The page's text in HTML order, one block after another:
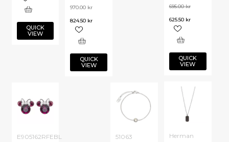
QUICK
VIEW
695.00kr
625.50 kr
QUICK
VIEW
970.00 kr
824.50 kr
QUICK
VIEW
Herman
E905162RFEBL 51063